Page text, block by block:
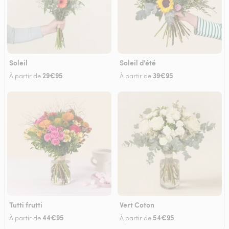
Soleil
À partir de29€95
Soleil d'été
À partir de 39€95
Tutti frutti
À partir de44€95
Vert Coton
À partir de 54€95